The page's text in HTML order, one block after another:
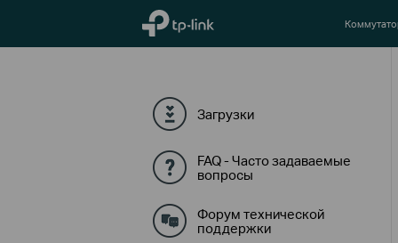
TP-Link, Reliably Smart
Загрузки
FAQ - Часто задаваемые
вопросы
Форум технической
поддержки